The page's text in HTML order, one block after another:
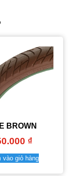
BROWN
₫
vào giỏ hàng